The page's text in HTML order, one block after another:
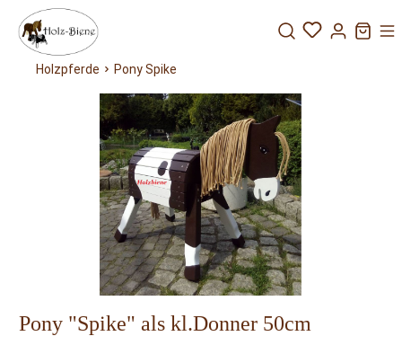
Pony
Pony
Spike
Lucky
Holzpferde Pony Spike
Pony "Spike" als kl.Donner 50cm